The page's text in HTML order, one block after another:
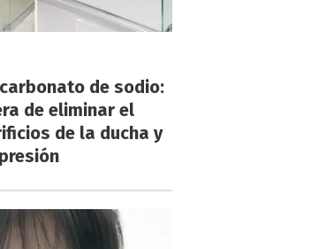
de sodio:
de eliminar el
de la ducha y